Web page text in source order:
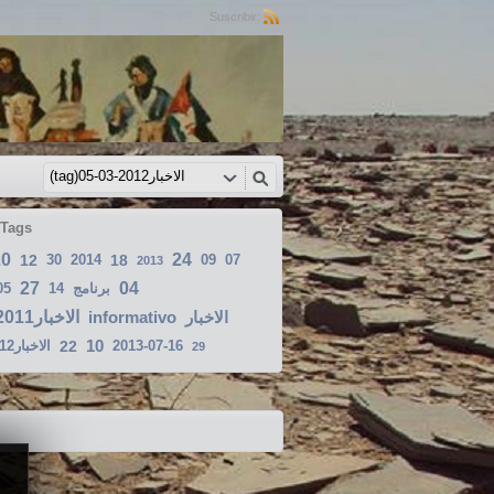
Suscribir:
12 30 2014 18 2013 24 09 07
27 14 برنامج 04
الاخبار2011-12-27
informativo الاخبار
الاخبار2012-09-17 22 10 2013-07-16 29